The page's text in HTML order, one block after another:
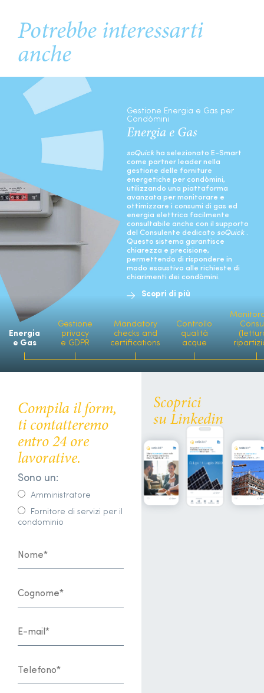
Potrebbe interessarti
anche
Gestione Energia e Gas per
Condòmini
Energia e Gas
soQuick ha selezionato E-Smart
come partner leader nella
gestione delle forniture
energetiche per condòmini,
utilizzando una piattaforma
avanzata per monitorare e
ottimizzare i consumi di gas ed
energia elettrica facilmente
consultabile anche con il supporto
del Consulente dedicato soQuick .
Questo sistema garantisce
chiarezza e precisione,
permettendo di rispondere in
modo esaustivo alle richieste di
chiarimenti dei condòmini.
Scopri di più
Energia
e Gas
Gestione
privacy
e GDPR
Mandatory
checks and
certifications
Controllo
qualità
acque
Compila il form,
ti contatteremo
entro 24 ore
lavorative.
Sono un:
Amministratore
Fornitore di servizi per il
condominio
Scoprici
su Linkedin